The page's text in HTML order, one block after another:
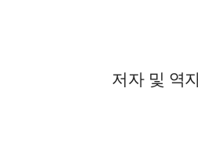
저자 및 역